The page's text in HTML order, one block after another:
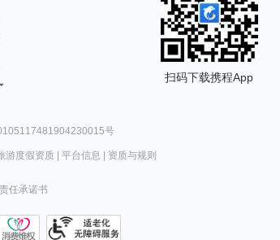
扫码下载携程App
号
游度假资质| 平台信息 资质与规则
任承诺书